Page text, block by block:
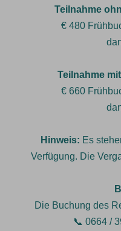
Teilnahme
€ 480
Teilnahme
€ 660
Hinweis: Es
Verfügung. Die
Die Buchung des
📞 0664 /